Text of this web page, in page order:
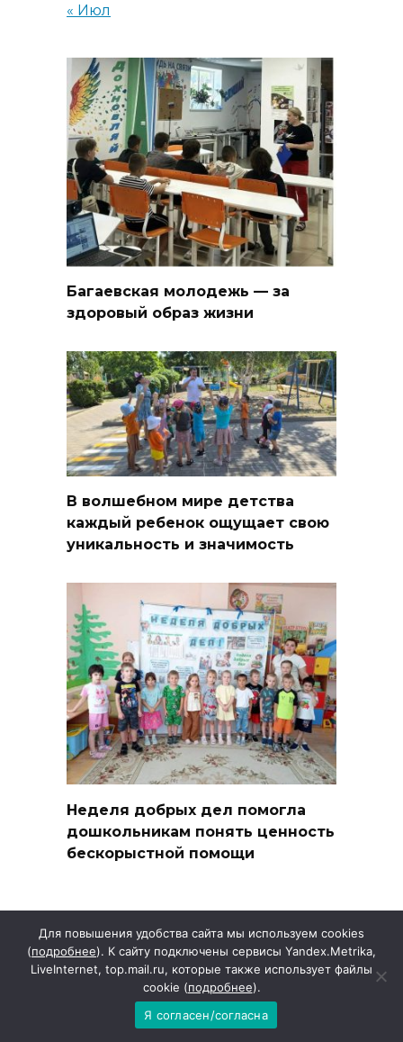
« Июл
Багаевская молодежь — за
здоровый образ жизни
В волшебном мире детства
каждый ребенок ощущает свою
уникальность и значимость
Неделя добрых дел помогла
дошкольникам понять ценность
бескорыстной помощи
Для повышения удобства сайта мы используем cookies
(подробнее). К сайту подключены сервисы Yandex.Metrika,
LiveInternet, top.mail.ru, которые также использует файлы
cookie (подробнее).
Я согласен/согласна